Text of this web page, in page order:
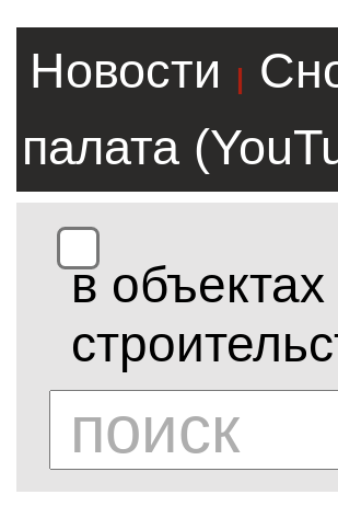
Новости |
палата
в объектах